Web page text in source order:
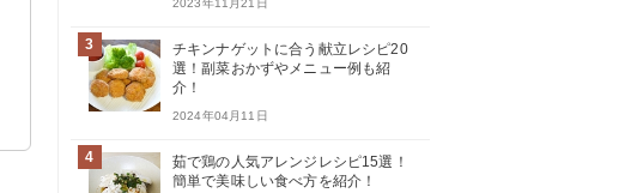
2023年11月21日
3
チキンナゲットに合う献立レシピ20
選！副菜おかずやメニュー例も紹
介！
2024年04月11日
4
茹で鶏の人気アレンジレシピ15選！
簡単で美味しい食べ方を紹介！